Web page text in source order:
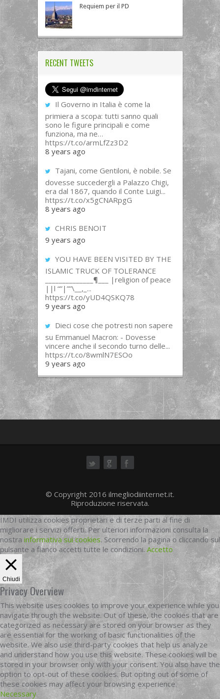
Requiem per il PD
RECENT TWEETS
Il Governo in Italia è come la
primiera a scopa: tutti sanno quali
sono le figure principali e come
funziona, ma ne…
https://t.co/armLfZz3D2
8 years ago
Tajani, come Gentiloni, è nobile. Se
dovesse succedergli a Palazzo Chigi,
era dal 1867, quando il Conte Luigi...
https://t.co/x5gCNARpgG
8 years ago
CHRIS BENOIT
9 years ago
YOU HAVE BEEN VISITED BY THE
ISLAMIC TRUCK OF TOLERANCE
______________¶___ |religion of peace
||l “”|””\__,_...
https://t.co/yUD4QSKQ78
9 years ago
Dieci cose che potresti non sapere
su Emmanuel Macron: - Dovesse
vincere anche il secondo turno delle...
https://t.co/8wmlN7ESOo
9 years ago
© Copyright 2016 ilmegliodiinternet.it.
Riproduzione riservata.
IMDI utilizza cookies proprietari e di terze parti al fine di
migliorare i servizi offerti. Per ulteriori informazioni consulta la
nostra informativa sui cookies. Scorrendo la pagina o cliccando sul
pulsante a fianco accetti tutte le condizioni. Accetto
Chiudi
Privacy Overview
This website uses cookies to improve your experience while you
navigate through the website. Out of these, the cookies that are
categorized as necessary are stored on your browser as they
are essential for the working of basic functionalities of the
website. We also use third-party cookies that help us analyze
and understand how you use this website. These cookies will be
stored in your browser only with your consent. You also have the
option to opt-out of these cookies. But opting out of some of
these cookies may affect your browsing experience.
Necessary